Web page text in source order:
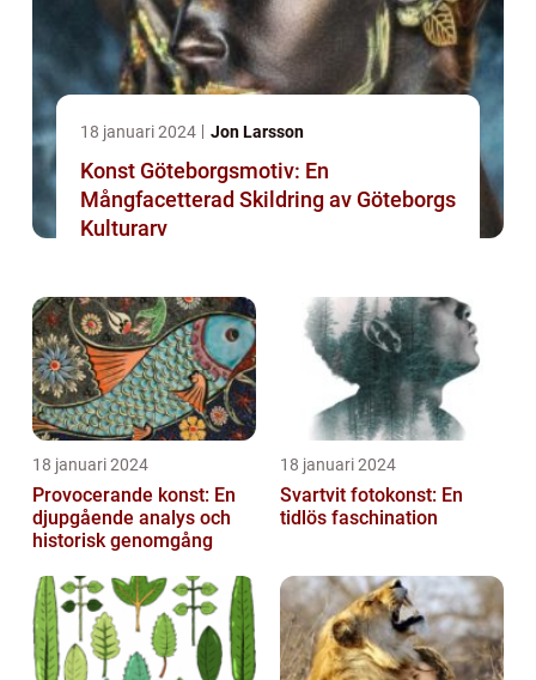
18 januari 2024 Jon Larsson
Konst Göteborgsmotiv: En
Mångfacetterad Skildring av Göteborgs
Kulturarv
18 januari 2024
Provocerande konst: En
djupgående analys och
historisk genomgång
18 januari 2024
Svartvit fotokonst: En
tidlös faschination